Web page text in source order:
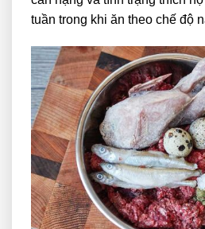
tuần trong khi ăn theo chế độ